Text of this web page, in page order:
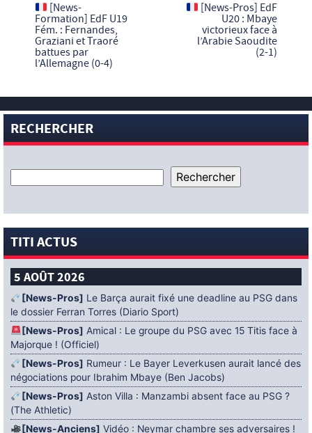
[News-
Formation] EdF U19
Fém. : Fernandes,
Graziani et Traoré
battues par
l’Allemagne (0-4)
[News-Pros] EdF
U20 : Mbaye
victorieux face à
l’Arabie Saoudite
(2-1)
RECHERCHER
TITI ACTUS
5 AOÛT 2026
[News-Pros] Le Barça aurait fixé une deadline au PSG dans
le dossier Ferran Torres (Diario Sport)
[News-Pros] Amical : Le groupe du PSG avec 15 Titis face à
Majorque ! (Officiel)
[News-Pros] Rumeur : Le Bayer Leverkusen aurait lancé des
négociations pour Ibrahim Mbaye (Ben Jacobs)
[News-Pros] Aston Villa : Manzambi absent face au PSG ?
(The Athletic)
[News-Anciens] Vidéo : Neymar chambre ses adversaires !